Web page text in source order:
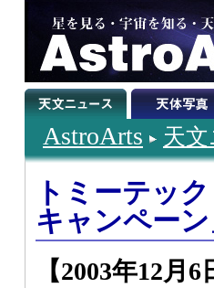
AstroArts 天
トミーテッ
キャンペー
【2003年12月